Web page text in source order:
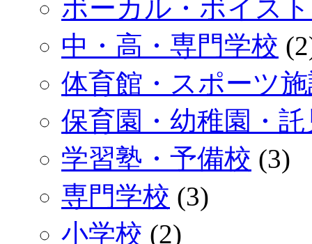
ボーカル・ボイス
中・高・専門学校
体育館・スポーツ
保育園・幼稚園・
学習塾・予備校 (3)
専門学校 (3)
小学校 (2)